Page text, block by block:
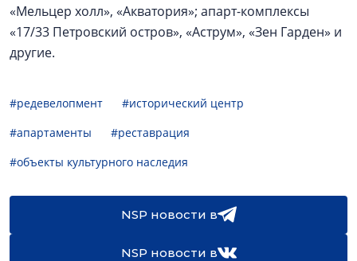
«Мельцер холл», «Акватория»; апарт-комплексы
«17/33 Петровский остров», «Аструм», «Зен Гарден» и
другие.
#редевелопмент
#исторический центр
#апартаменты
#реставрация
#объекты культурного наследия
NSP новости в
NSP новости в